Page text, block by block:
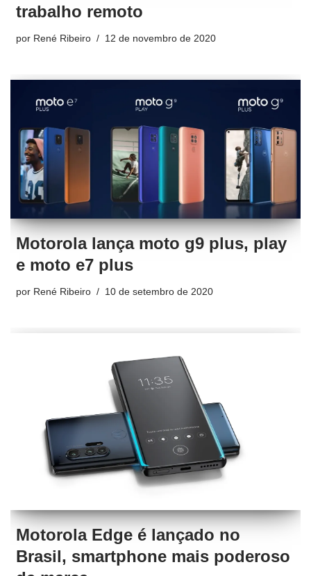
trabalho remoto
por René Ribeiro 12 de novembro de 2020
Motorola lança moto g9 plus, play
e moto e7 plus
por René Ribeiro 10 de setembro de 2020
Motorola Edge é lançado no
Brasil, smartphone mais poderoso